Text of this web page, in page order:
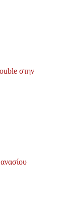
στην